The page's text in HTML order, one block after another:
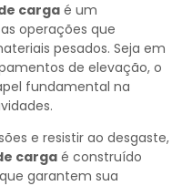
carga é um
operações que
pesados. Seja em
de elevação, o
fundamental na
e resistir ao desgaste,
carga é construído
garantem sua